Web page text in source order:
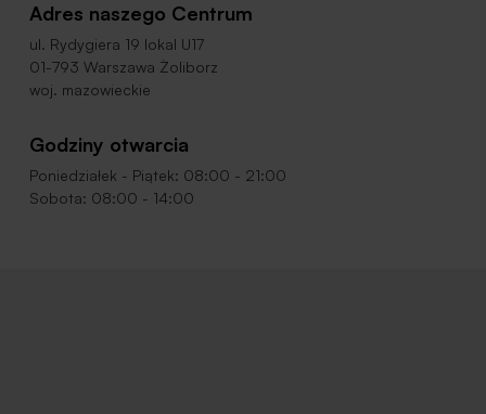
Adres naszego Centrum
ul. Rydygiera 19 lokal U17
01-793 Warszawa Żoliborz
woj. mazowieckie
Godziny otwarcia
Poniedziałek - Piątek: 08:00 - 21:00
Sobota: 08:00 - 14:00